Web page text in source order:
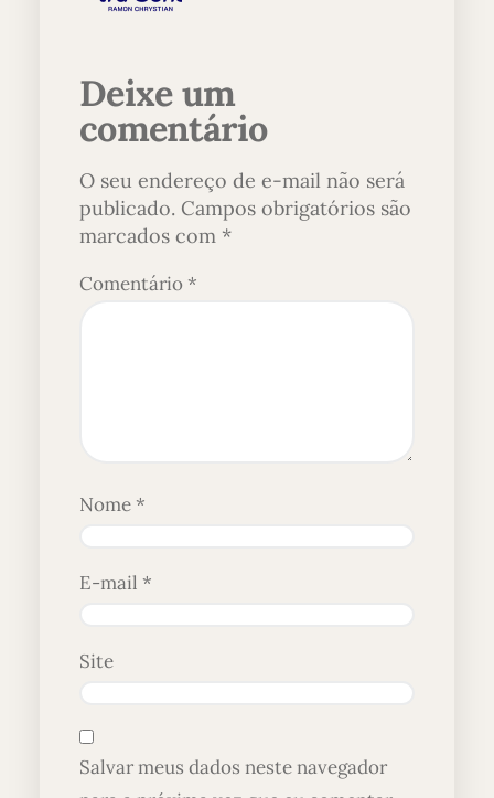
Deixe um
comentário
O seu endereço de e-mail não será
publicado. Campos obrigatórios são
marcados com *
Comentário*
Nome*
E-mail *
Site
Salvar meus dados neste navegador